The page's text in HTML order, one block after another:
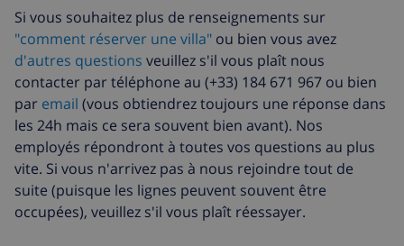
Serviettes
supplémentaires
8,80 $US par personne , à payer à
l'arrivée
Départ tardif
113,75 $US
Nettoyage
supplémentaire
basée sur consommation
énergétique (52,77 $US/HOUR)
Fonds
d'annulation:
4.80% du montant total
Si vous souhaitez plus de renseignements sur
"comment réserver une villa" ou bien vous avez
d'autres questions veuillez s'il vous plaît nous
contacter par téléphone au (+33) 184 671 967 ou bien
par email (vous obtiendrez toujours une réponse dans
les 24h mais ce sera souvent bien avant). Nos
employés répondront à toutes vos questions au plus
vite. Si vous n'arrivez pas à nous rejoindre tout de
suite (puisque les lignes peuvent souvent être
occupées), veuillez s'il vous plaît réessayer.